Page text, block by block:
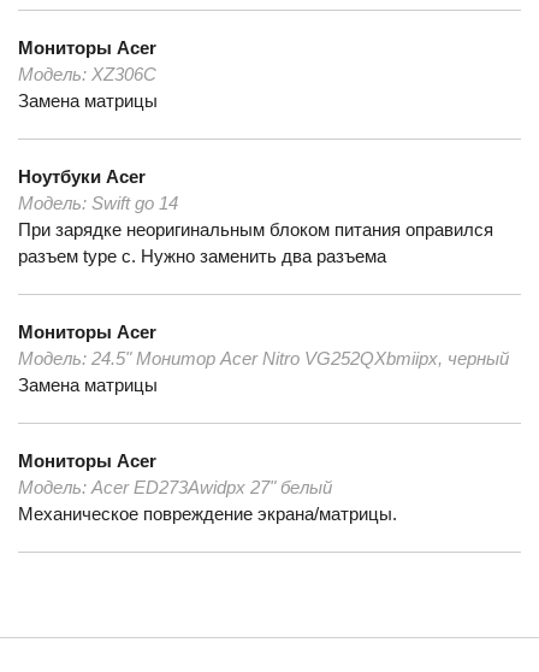
Мониторы Acer
Модель: XZ306C
Замена матрицы
Ноутбуки Acer
Модель: Swift go 14
При зарядке неоригинальным блоком питания оправился
разъем type c. Нужно заменить два разъема
Мониторы Acer
Модель: 24.5" Монитор Acer Nitro VG252QXbmiipx, черный
Замена матрицы
Мониторы Acer
Модель: Acer ED273Awidpx 27" белый
Механическое повреждение экрана/матрицы.